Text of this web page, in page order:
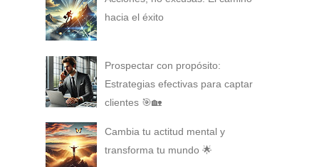
hacia el éxito
Prospectar con propósito:
Estrategias efectivas para captar
clientes 🎯🏡
Cambia tu actitud mental y
transforma tu mundo 🌟